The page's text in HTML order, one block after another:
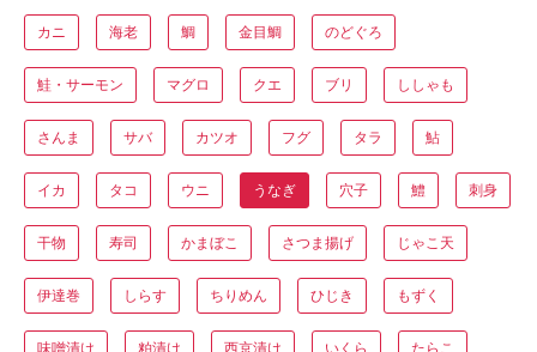
カニ 海老 鯛 金目鯛 のどぐろ
鮭・サーモン マグロ クエ ブリ ししゃも
さんま サバ カツオ フグ タラ 鮎
イカ タコ ウニ うなぎ 穴子 鱧 刺身
干物 寿司 かまぼこ さつま揚げ じゃこ天
伊達巻 しらす ちりめん ひじき もずく
味噌漬け 粕漬け 西京漬け いくら たらこ